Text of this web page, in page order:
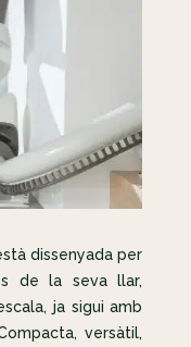
dissenyada per
de la seva llar,
ja sigui amb
versàtil,